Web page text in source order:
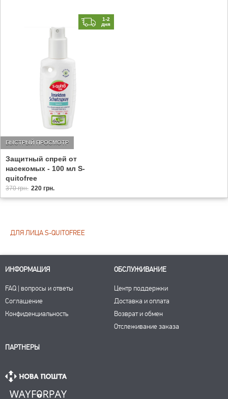
1-2
дня
Защитный спрей от
насекомых - 100 мл S-
quitofree
БЫСТРЫЙ ПРОСМОТР
370 грн. 220 грн.
ДЛЯ ЛИЦА S-QUITOFREE
ИНФОРМАЦИЯ
FAQ | вопросы и ответы
Соглашение
Конфиденциальность
ОБСЛУЖИВАНИЕ
Центр поддержки
Доставка и оплата
Возврат и обмен
Отслеживание заказа
ПАРТНЕРЫ